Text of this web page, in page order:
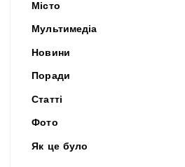
Місто
Мультимедіа
Новини
Поради
Статті
Фото
Як це було